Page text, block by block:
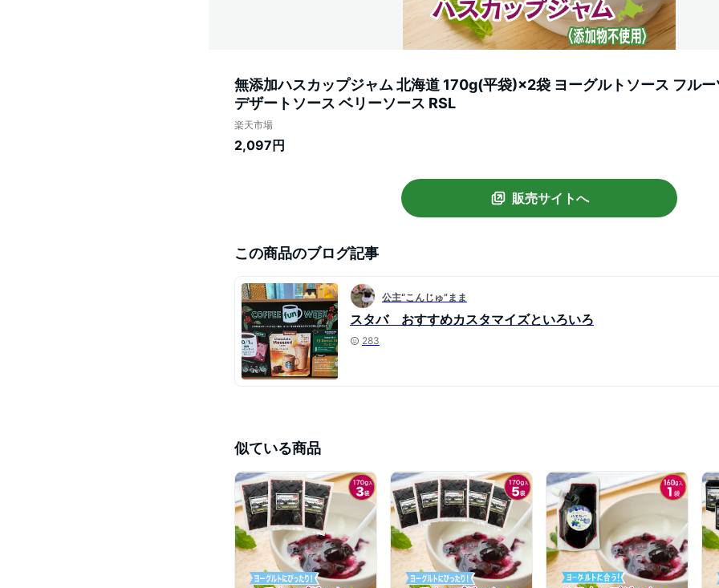
無添加ハスカップジャム 北海道 170g(平袋)×2袋 ヨーグルトソース フルー
デザートソース ベリーソース RSL
楽天市場
2,097円
販売サイトへ
この商品のブログ記事
公主“こんじゅ”まま
スタバ おすすめカスタマイズといろいろ
283
似ている商品